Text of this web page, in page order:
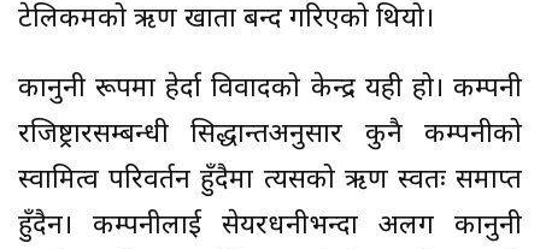
टेलिकमको ऋण खाता बन्द गरिएको थियो।
कानुनी रूपमा हेर्दा विवादको केन्द्र यही हो। कम्पनी
रजिष्ट्रारसम्बन्धी सिद्धान्तअनुसार कुनै कम्पनीको
स्वामित्व परिवर्तन हुँदैमा त्यसको ऋण स्वतः समाप्त
हुँदैन। कम्पनीलाई सेयरधनीभन्दा अलग कानुनी